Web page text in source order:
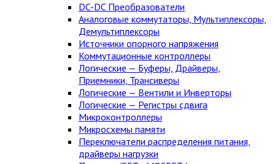
DC-DC Преобразователи
Аналоговые коммутаторы, Мультиплексоры,
Демультиплексоры
Источники опорного напряжения
Коммутационные контроллеры
Логические — Буферы, Драйверы,
Приемники, Трансиверы
Логические — Вентили и Инверторы
Логические — Регистры сдвига
Микроконтроллеры
Микросхемы памяти
Переключатели распределения питания,
драйверы нагрузки